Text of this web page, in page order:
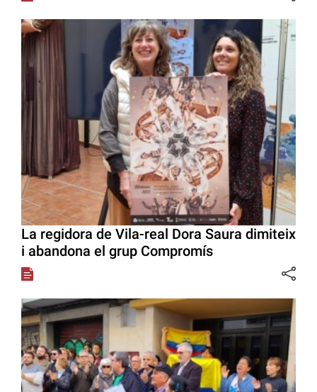
La regidora de Vila-real Dora Saura dimiteix
i abandona el grup Compromís